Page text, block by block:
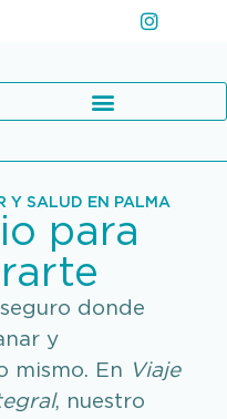
Y SALUD EN PALMA
para
donde
y
mismo. En Viaje
, nuestro